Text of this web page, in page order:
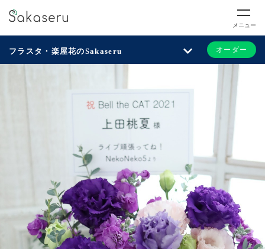
メニュー
フラスタ・楽屋花のSakaseru オーダー